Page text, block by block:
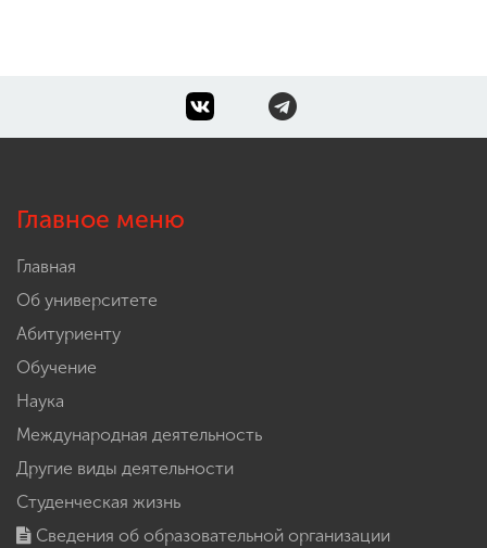
Главное меню
Главная
Об университете
Абитуриенту
Обучение
Наука
Международная деятельность
Другие виды деятельности
Студенческая жизнь
Сведения об образовательной организации